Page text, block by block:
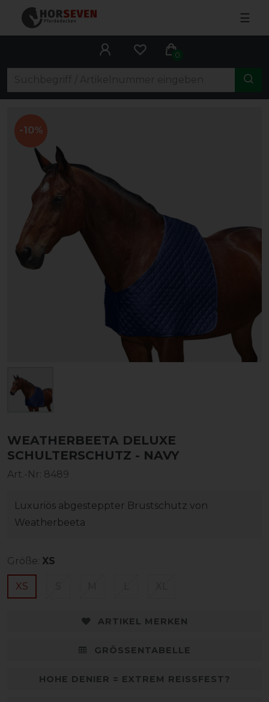
☰
0
-10%
WEATHERBEETA DELUXE
SCHULTERSCHUTZ - NAVY
Art.-Nr: 8489
Luxuriös abgesteppter Brustschutz von
Weatherbeeta
Größe: XS
XS
ARTIKEL MERKEN
GRÖSSENTABELLE
HOHE DENIER = EXTREM REISSFEST?